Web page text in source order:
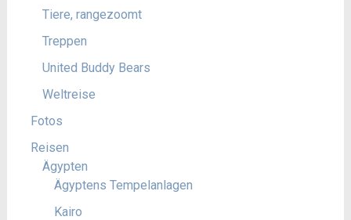
Tiere, rangezoomt
Treppen
United Buddy Bears
Weltreise
Fotos
Reisen
Ägypten
Ägyptens Tempelanlagen
Kairo